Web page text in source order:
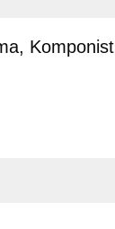
Komponist